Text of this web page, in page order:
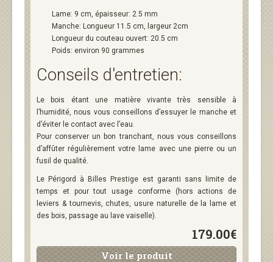
Lame: 9 cm, épaisseur: 2.5 mm
Manche: Longueur 11.5 cm, largeur 2cm
Longueur du couteau ouvert: 20.5 cm
Poids: environ 90 grammes
Conseils d'entretien:
Le bois étant une matière vivante très sensible à
l’humidité, nous vous conseillons d’essuyer le manche et
d’éviter le contact avec l’eau.
Pour conserver un bon tranchant, nous vous conseillons
d’affûter régulièrement votre lame avec une pierre ou un
fusil de qualité.
Le Périgord à Billes Prestige est garanti sans limite de
temps et pour tout usage conforme (hors actions de
leviers & tournevis, chutes, usure naturelle de la lame et
des bois, passage au lave vaiselle).
179.00€
Voir le produit